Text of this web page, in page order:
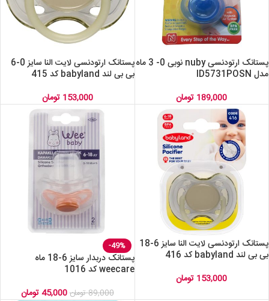
پستانک ارتودنسی nuby نوبی 0- 3 ماه
مدل ID5731POSN
189,000 تومان
پستانک ارتودنسی لایت النا سایز 0-6
بی بی لند babyland کد 415
153,000 تومان
پستانک ارتودنسی لایت النا سایز 6-18
بی بی لند babyland کد 416
153,000 تومان
-49%
پستانک دربدار سایز 6-18 ماه
weecare کد 1016
89,000تومان 45,000تومان